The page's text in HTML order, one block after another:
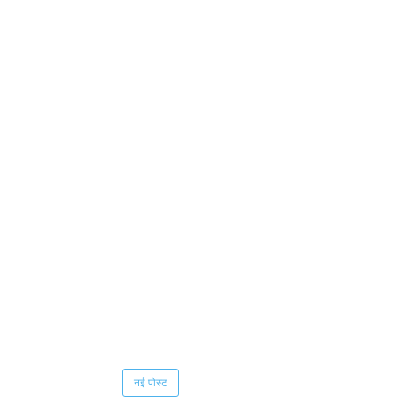
नई पोस्ट